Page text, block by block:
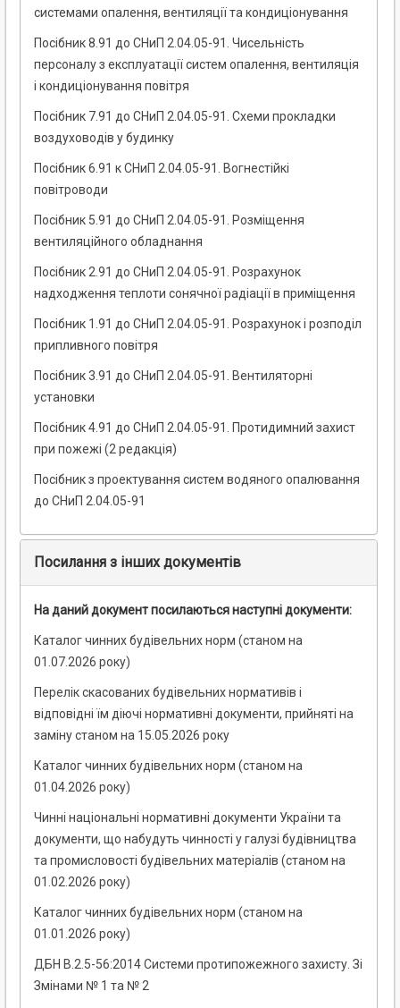
системами опалення, вентиляції та кондиціонування
Посібник 8.91 до СНиП 2.04.05-91. Чисельність
персоналу з експлуатації систем опалення, вентиляція
і кондиціонування повітря
Посібник 7.91 до СНиП 2.04.05-91. Схеми прокладки
воздуховодів у будинку
Посібник 6.91 к СНиП 2.04.05-91. Вогнестійкі
повітроводи
Посібник 5.91 до СНиП 2.04.05-91. Розміщення
вентиляційного обладнання
Посібник 2.91 до СНиП 2.04.05-91. Розрахунок
надходження теплоти сонячної радіації в приміщення
Посібник 1.91 до СНиП 2.04.05-91. Розрахунок і розподіл
припливного повітря
Посібник 3.91 до СНиП 2.04.05-91. Вентиляторні
установки
Посібник 4.91 до СНиП 2.04.05-91. Протидимний захист
при пожежі (2 редакція)
Посібник з проектування систем водяного опалювання
до СНиП 2.04.05-91
Посилання з інших документів
На даний документ посилаються наступні документи:
Каталог чинних будівельних норм (станом на
01.07.2026 року)
Перелік скасованих будівельних нормативів і
відповідні їм діючі нормативні документи, прийняті на
заміну станом на 15.05.2026 року
Каталог чинних будівельних норм (станом на
01.04.2026 року)
Чинні національні нормативні документи України та
документи, що набудуть чинності у галузі будівництва
та промисловості будівельних матеріалів (станом на
01.02.2026 року)
Каталог чинних будівельних норм (станом на
01.01.2026 року)
ДБН В.2.5-56:2014 Системи протипожежного захисту. Зі
Змінами № 1 та № 2